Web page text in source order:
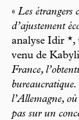
« Les étrangers
d’ajustement
analyse Idir *,
venu de
France,
bureaucratique.
l’Allemagne,
pas sur un